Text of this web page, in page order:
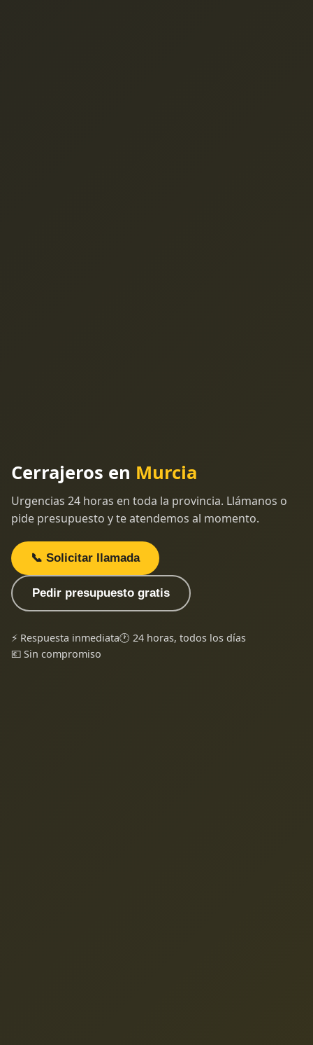
Cerrajeros en Murcia
Urgencias 24 horas en toda la provincia. Llámanos o
pide presupuesto y te atendemos al momento.
📞 Solicitar llamada
Pedir presupuesto gratis
⚡ Respuesta inmediata🕐 24 horas, todos los días
💶 Sin compromiso